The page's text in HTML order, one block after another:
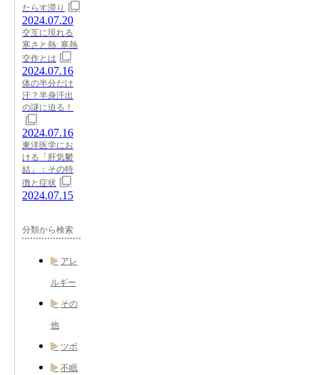
たらす滞り
2024.07.20
交互に現れる
寒さと熱: 寒熱
交作とは
2024.07.16
体の半分だけ
汗？半身汗出
の謎に迫る！
2024.07.16
東洋医学にお
ける「肝気鬱
結」：その特
徴と症状
2024.07.15
分類から検索
アレ
ルギー
その
他
ツボ
不眠